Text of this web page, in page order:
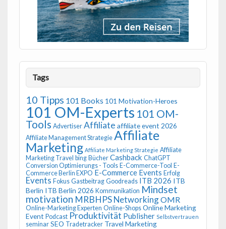
Tags
10 Tipps 101 Books 101 Motivation-Heroes
101 OM-Experts 101 OM-
Tools Advertiser Affiliate affiliate event 2026
Affiliate Management Strategie Affiliate
Marketing Affiliate Marketing Strategie Affiliate
Marketing Travel bing Bücher Cashback ChatGPT
Conversion Optimierungs - Tools E-Commerce-Tool E-
Commerce Berlin EXPO E-Commerce Events Erfolg
Events Fokus Gastbeitrag Goodreads ITB 2026 ITB
Berlin ITB Berlin 2026 Kommunikation Mindset
motivation MRBHPSNetworkingOMR
Online-Marketing Experten Online-Shops Online Marketing
Event Podcast Produktivität Publisher Selbstvertrauen
seminar SEO Tradetracker Travel Marketing